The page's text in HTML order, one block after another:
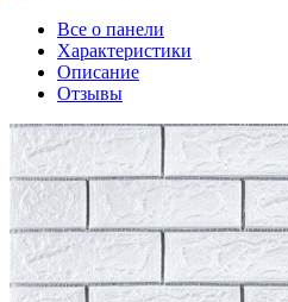
Все о панели
Характеристики
Описание
Отзывы